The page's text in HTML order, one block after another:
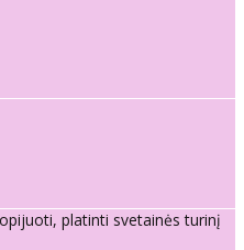
platinti svetainės turinį